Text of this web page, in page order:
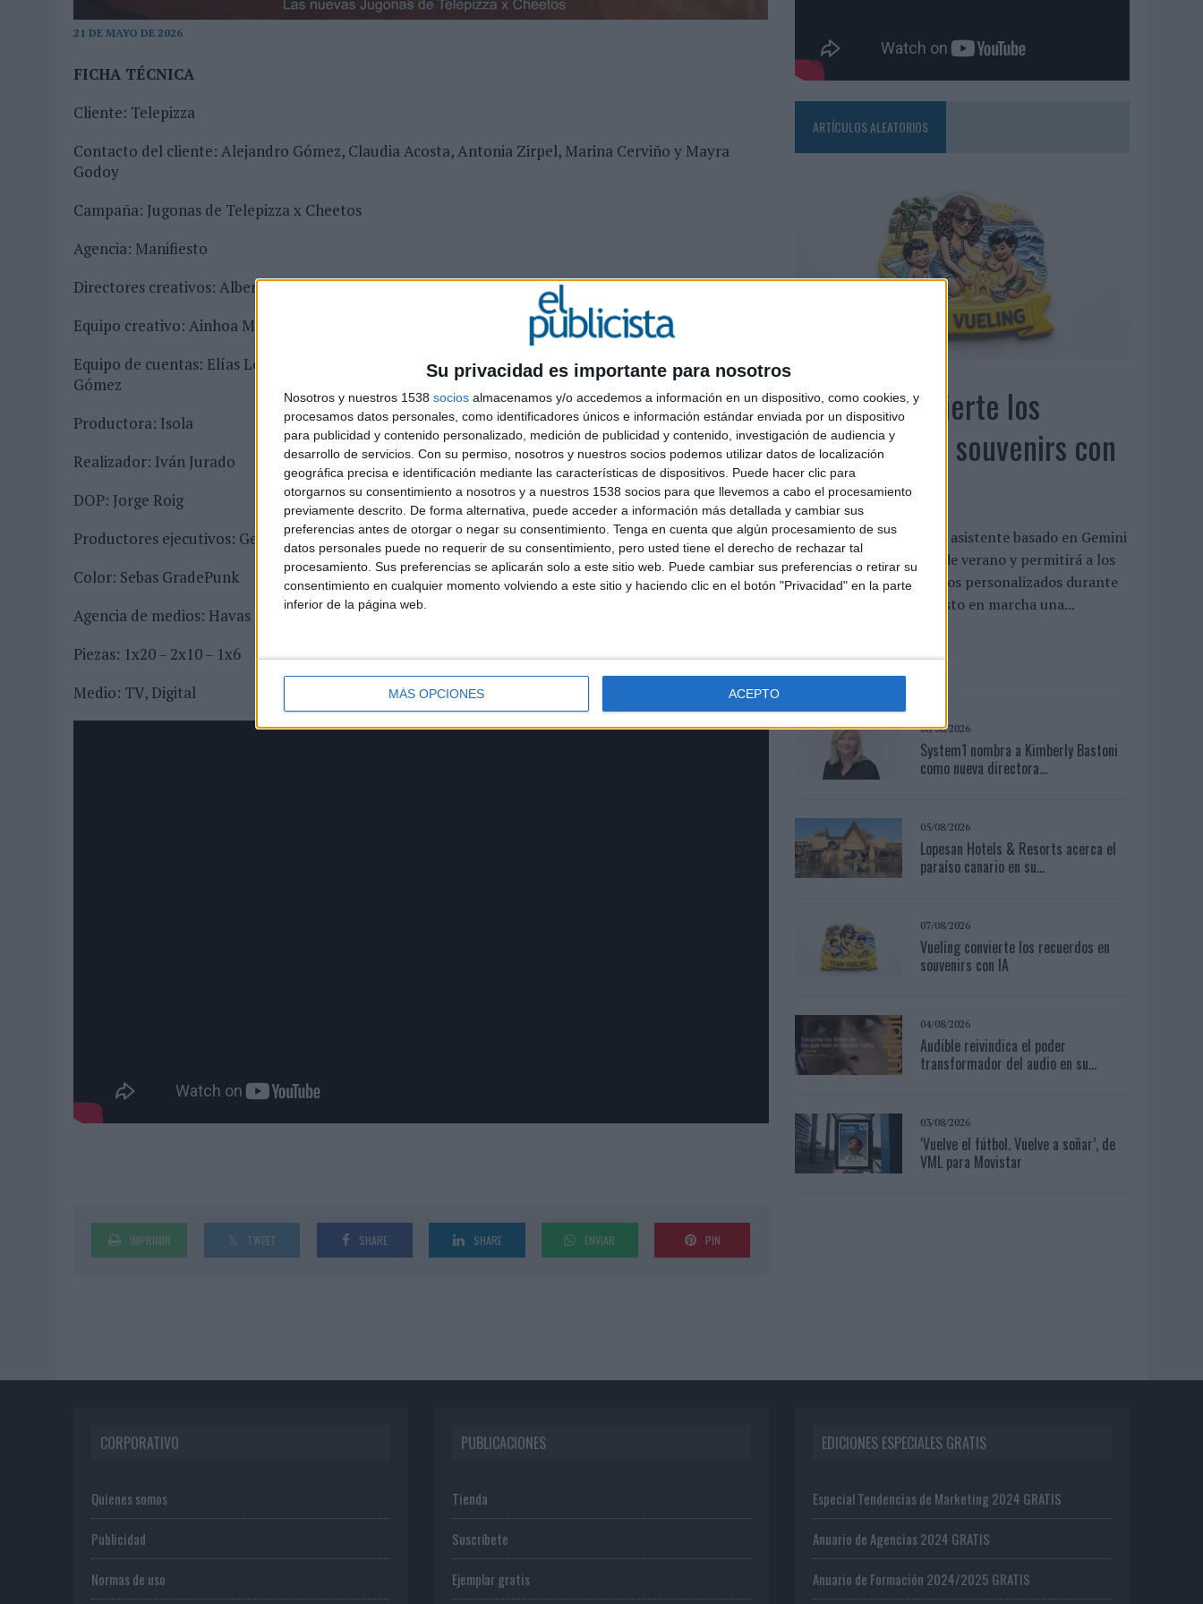
Su privacidad es importante para nosotros
Nosotros y nuestros 1538 socios almacenamos y/o accedemos a información en un dispositivo, como cookies, y
procesamos datos personales, como identificadores únicos e información estándar enviada por un dispositivo
para publicidad y contenido personalizado, medición de publicidad y contenido, investigación de audiencia y
desarrollo de servicios. Con su permiso, nosotros y nuestros socios podemos utilizar datos de localización
geográfica precisa e identificación mediante las características de dispositivos. Puede hacer clic para
otorgarnos su consentimiento a nosotros y a nuestros 1538 socios para que llevemos a cabo el procesamiento
previamente descrito. De forma alternativa, puede acceder a información más detallada y cambiar sus
preferencias antes de otorgar o negar su consentimiento. Tenga en cuenta que algún procesamiento de sus
datos personales puede no requerir de su consentimiento, pero usted tiene el derecho de rechazar tal
procesamiento. Sus preferencias se aplicarán solo a este sitio web. Puede cambiar sus preferencias o retirar su
consentimiento en cualquier momento volviendo a este sitio y haciendo clic en el botón "Privacidad" en la parte
inferior de la página web.
MÁS OPCIONES ACEPTO
04/08/2026 | ‘LA ÚNICA CERVEZA DEL MUNDO QUE SE DISFRUTA DOS VECES’, DE INUSUALY PARA CERVEZA CAPAZ
21 DE MAYO DE 2026
FICHA TÉCNICA
Cliente: Telepizza
Contacto del cliente: Alejandro Gómez, Claudia Acosta, Antonia Zirpel, Marina Cerviño y Mayra
Godoy
Campaña: Jugonas de Telepizza x Cheetos
Agencia: Manifiesto
Directores creativos: Albert Alcácer, Guille Sánchez
Equipo creativo: Ainhoa Martín, Jorge Hernández
Equipo de cuentas: Elías López-Trabada, Sergio Vega, Íñigo González, María Paredes y Encarni
Gómez
Productora: Isola
Realizador: Iván Jurado
DOP: Jorge Roig
Productores ejecutivos: Gerard Rodríguez y Gonzalo Boronat
Color: Sebas GradePunk
Agencia de medios: Havas Media
Piezas: 1x20 – 2x10 – 1x6
Medio: TV, Digital
IMPRIMIR TWEET SHARE SHARE ENVIAR PIN
ARTÍCULOS ALEATORIOS
Vueling convierte los
recuerdos en souvenirs con
IA
La aerolínea integra un asistente basado en Gemini
dentro de su campaña de verano y permitirá a los
pasajeros crear recuerdos personalizados durante
el vuelo Vueling ha puesto en marcha una...
06/08/2026
System1 nombra a Kimberly Bastoni
como nueva directora...
05/08/2026
Lopesan Hotels & Resorts acerca el
paraíso canario en su...
07/08/2026
Vueling convierte los recuerdos en
souvenirs con IA
04/08/2026
Audible reivindica el poder
transformador del audio en su...
03/08/2026
‘Vuelve el fútbol. Vuelve a soñar’, de
VML para Movistar
CORPORATIVO
Quienes somos
Publicidad
Normas de uso
PUBLICACIONES
Tienda
Suscríbete
Ejemplar gratis
EDICIONES ESPECIALES GRATIS
Especial Tendencias de Marketing 2024 GRATIS
Anuario de Agencias 2024 GRATIS
Anuario de Formación 2024/2025 GRATIS